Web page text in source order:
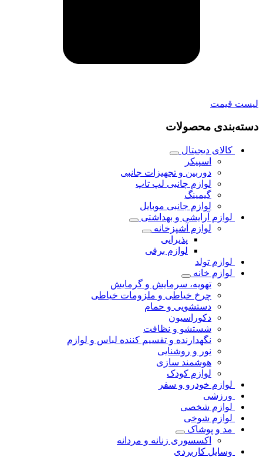
لیست قیمت
دسته‌بندی محصولات
کالای دیجیتال
اسپیکر
دوربین و تجهیزات جانبی
لوازم چانبی لپ تاپ
گیمینگ
لوازم جانبی موبایل
لوازم آرایشی و بهداشتی
لوازم آشپزخانه
پذیرایی
لوازم برقی
لوازم تولد
لوازم خانه
تهویه، سرمایش و گرمایش
چرخ خیاطی و ملزومات خیاطی
دستشویی و حمام
دکوراسیون
شستشو و نظافت
نگهدارنده و تقسیم کننده لباس و لوازم
نور و روشنایی
هوشمند سازی
لوازم کودک
لوازم خودرو و سفر
ورزشی
لوازم شخصی
لوازم شوخی
مد و پوشاک
اکسسوری زنانه و مردانه
وسایل کاربردی